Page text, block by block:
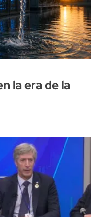
la era de la